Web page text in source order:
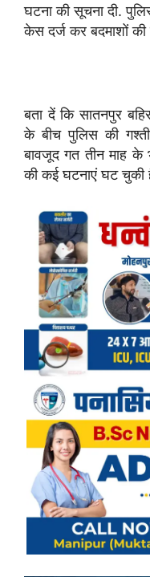
घटना की सूचना दी.
केस दर्ज कर बदमाशों
बता दें कि सातनपुर
के बीच पुलिस की
बावजूद गत तीन माह
की कई घटनाएं घट चुकी